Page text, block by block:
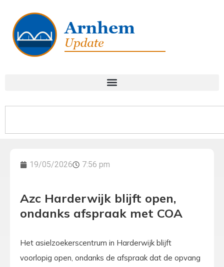
19/05/2026 7:56 pm
Azc Harderwijk blijft open,
ondanks afspraak met COA
Het asielzoekerscentrum in Harderwijk blijft
voorlopig open, ondanks de afspraak dat de opvang